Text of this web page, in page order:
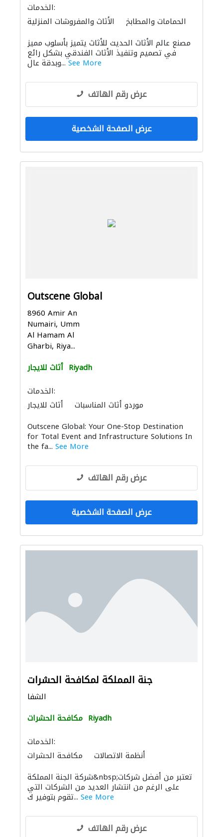
الخدمات:
الأثاث والمفروشات المنزلية
الحمامات والمطابخ
مصنع عالم الأثاث الحديث للأثاث يتميز بأسلوب مميز
في تصميم وتنفيذ الأثاث الفندقي بشكل رائع
وبدقة عال...See More
عرض رقم الهاتف
عرض الصفحة الشخصية
Outscene Global
8960 Amir An
Numairi, Umm
Al Hamam Al
Gharbi, Riya...
أثاث للايجار Riyadh
الخدمات:
أثاث للايجار
موردو أثاث المناسبات
Outscene Global: Your One-Stop Destination
for Total Event and Infrastructure Solutions In
the fa... See More
عرض رقم الهاتف
عرض الصفحة الشخصية
جنة المملكة لمكافحة الحشرات
الشفا
مكافحة الحشرات Riyadh
الخدمات:
مكافحة الحشرات
أنظمة الاتصالات
مكافحة الحشرات خزانات المياهشركة الجنة المملكة&nbsp;تعتبر من أفضل شركات
على الرغم من انتشار العديد من الشركات التي
تقوم بتوفير ك... See More
عرض رقم الهاتف